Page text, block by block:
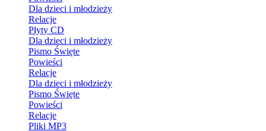
Dla dzieci i młodzieży
Relacje
Płyty CD
Dla dzieci i młodzieży
Pismo Święte
Powieści
Relacje
Dla dzieci i młodzieży
Pismo Święte
Powieści
Relacje
Pliki MP3